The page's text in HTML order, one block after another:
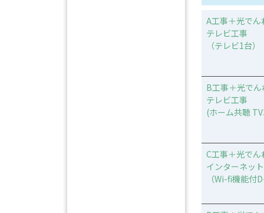
A工事＋光でん
テレビ工事
（テレビ1台）
B工事＋光でん
テレビ工事
(ホーム共聴
C工事＋光でん
インターネッ
（Wi-fi機能付